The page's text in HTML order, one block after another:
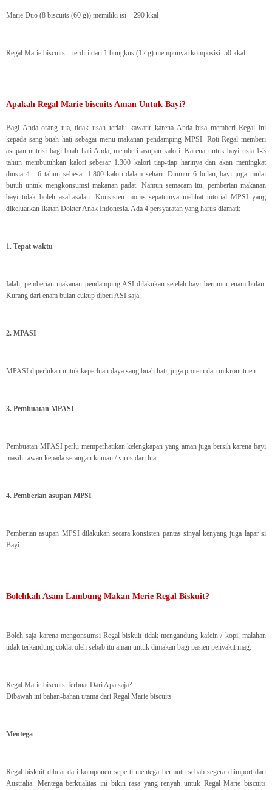
Marie Duo (8 biscuits (60 g)) memiliki isi 290 kkal
Regal Marie biscuits terdiri dari 1 bungkus (12 g) mempunyai komposisi 50 kkal
Apakah Regal Marie biscuits Aman Untuk Bayi?
Bagi Anda orang tua, tidak usah terlalu kawatir karena Anda bisa memberi Regal ini
kepada sang buah hati sebagai menu makanan pendamping MPSI. Roti Regal memberi
asupan nutrisi bagi buah hati Anda, memberi asupan kalori. Karena untuk bayi usia 1-3
tahun membutuhkan kalori sebesar 1.300 kalori tiap-tiap harinya dan akan meningkat
diusia 4 - 6 tahun sebesar 1.800 kalori dalam sehari. Diumur 6 bulan, bayi juga mulai
butuh untuk mengkonsumsi makanan padat. Namun semacam itu, pemberian makanan
bayi tidak boleh asal-asalan. Konsisten moms sepatutnya melihat tutorial MPSI yang
dikeluarkan Ikatan Dokter Anak Indonesia. Ada 4 persyaratan yang harus diamati:
1. Tepat waktu
Ialah, pemberian makanan pendamping ASI dilakukan setelah bayi berumur enam bulan.
Kurang dari enam bulan cukup diberi ASI saja.
2. MPASI
MPASI diperlukan untuk keperluan daya sang buah hati, juga protein dan mikronutrien.
3. Pembuatan MPASI
Pembuatan MPASI perlu memperhatikan kelengkapan yang aman juga bersih karena bayi
masih rawan kepada serangan kuman / virus dari luar.
4. Pemberian asupan MPSI
Pemberian asupan MPSI dilakukan secara konsisten pantas sinyal kenyang juga lapar si
Bayi.
Bolehkah Asam Lambung Makan Merie Regal Biskuit?
Boleh saja karena mengonsumsi Regal biskuit tidak mengandung kafein / kopi, malahan
tidak terkandung coklat oleh sebab itu aman untuk dimakan bagi pasien penyakit mag.
Regal Marie biscuits Terbuat Dari Apa saja?
Dibawah ini bahan-bahan utama dari Regal Marie biscuits
Mentega
Regal biskuit dibuat dari komponen seperti mentega bermutu sebab segera diimport dari
Australia. Mentega berkualitas ini bikin rasa yang renyah untuk Regal Marie biscuits